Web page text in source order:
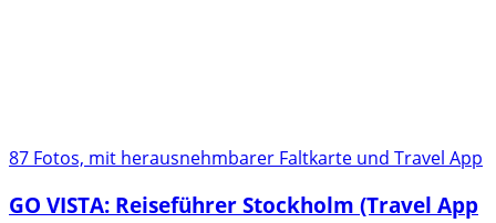
87 Fotos, mit herausnehmbarer Faltkarte und Travel App
GO VISTA: Reiseführer Stockholm (Travel App